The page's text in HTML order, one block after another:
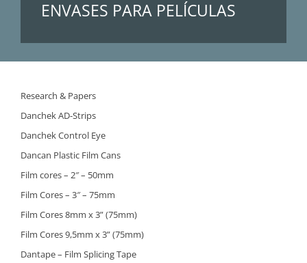
ENVASES PARA PELÍCULAS
Research & Papers
Danchek AD-Strips
Danchek Control Eye
Dancan Plastic Film Cans
Film cores – 2″ – 50mm
Film Cores – 3″ – 75mm
Film Cores 8mm x 3” (75mm)
Film Cores 9,5mm x 3” (75mm)
Dantape – Film Splicing Tape